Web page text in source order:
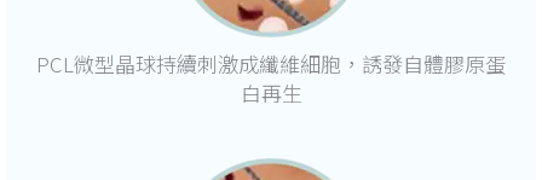
PCL微型晶球持續刺激成纖維細胞，誘發自體膠原蛋
白再生